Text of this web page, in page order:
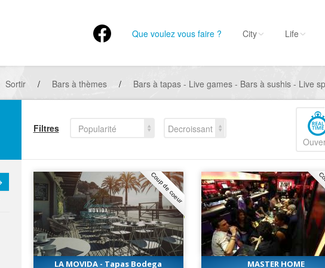
Que voulez vous faire ? City Life
Sortir / Bars à thèmes / Bars à tapas - Live games - Bars à sushis - Live
Filtres Popularité
Decroissant
Coup de coeur
LA MOVIDA - Tapas Bodega
MASTER HOME